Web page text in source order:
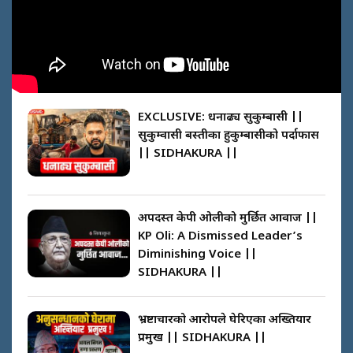
प्रश्नपत्र लिक गर्ने सुलभ सर ? ||
SIDHAKURA ||
साढे २ अर्बका स्वकीय ! सांसदलाई स्वकीय
सचिव ठिक कि बेठिक ?||
SIDHAKURA || THE REPORTER ||
नेपालमै पहिलो पटक गाँजा खेतिलाई
वैधानिकता || Cannabis legalized
in Nepal ! || SIDHAKURA ||
घरबाट निस्किएर आफ्नै घरमा आगो
लगाउन जानेलाई रोकौँः रवि लामिछाने ||
SIDHAKURA ||
प्रधानमन्त्री बालेनले सम्बोधनमा के भने ?
SIDHAKURA ||
अदालतको गुनासो अब सिधै सर्वोच्चमा ||
Court Grievances Directly to the
Supreme Court || SIDHAKURA
EXCLUSIVE: धनाढ्य सुकुम्बासी ||
सुकुम्वासी बस्तीका हुकुम्बासीको पर्दाफास
|| SIDHAKURA ||
अपदस्त केपी ओलीको मुर्छित आवाज ||
KP Oli: A Dismissed Leader’s
Diminishing Voice ||
SIDHAKURA ||
भ्रष्टाचारको आरोपले घेरिएका अख्तियार
प्रमुख || SIDHAKURA ||